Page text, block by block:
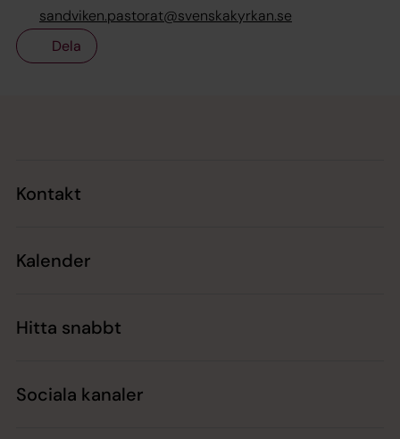
sandviken.pastorat@svenskakyrkan.se
Dela
Kontakt
Kalender
Hitta snabbt
Sociala kanaler